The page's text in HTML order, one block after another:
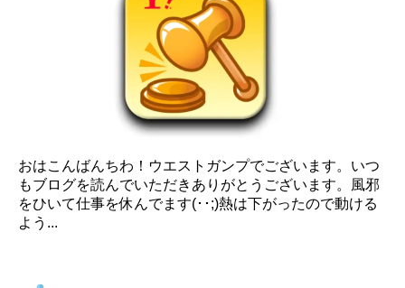
おはこんばんちわ！ウエストガンプでございます。いつ
もブログを読んでいただきありがとうございます。風邪
をひいて仕事を休んでます(･･;)熱は下がったので動ける
よう...